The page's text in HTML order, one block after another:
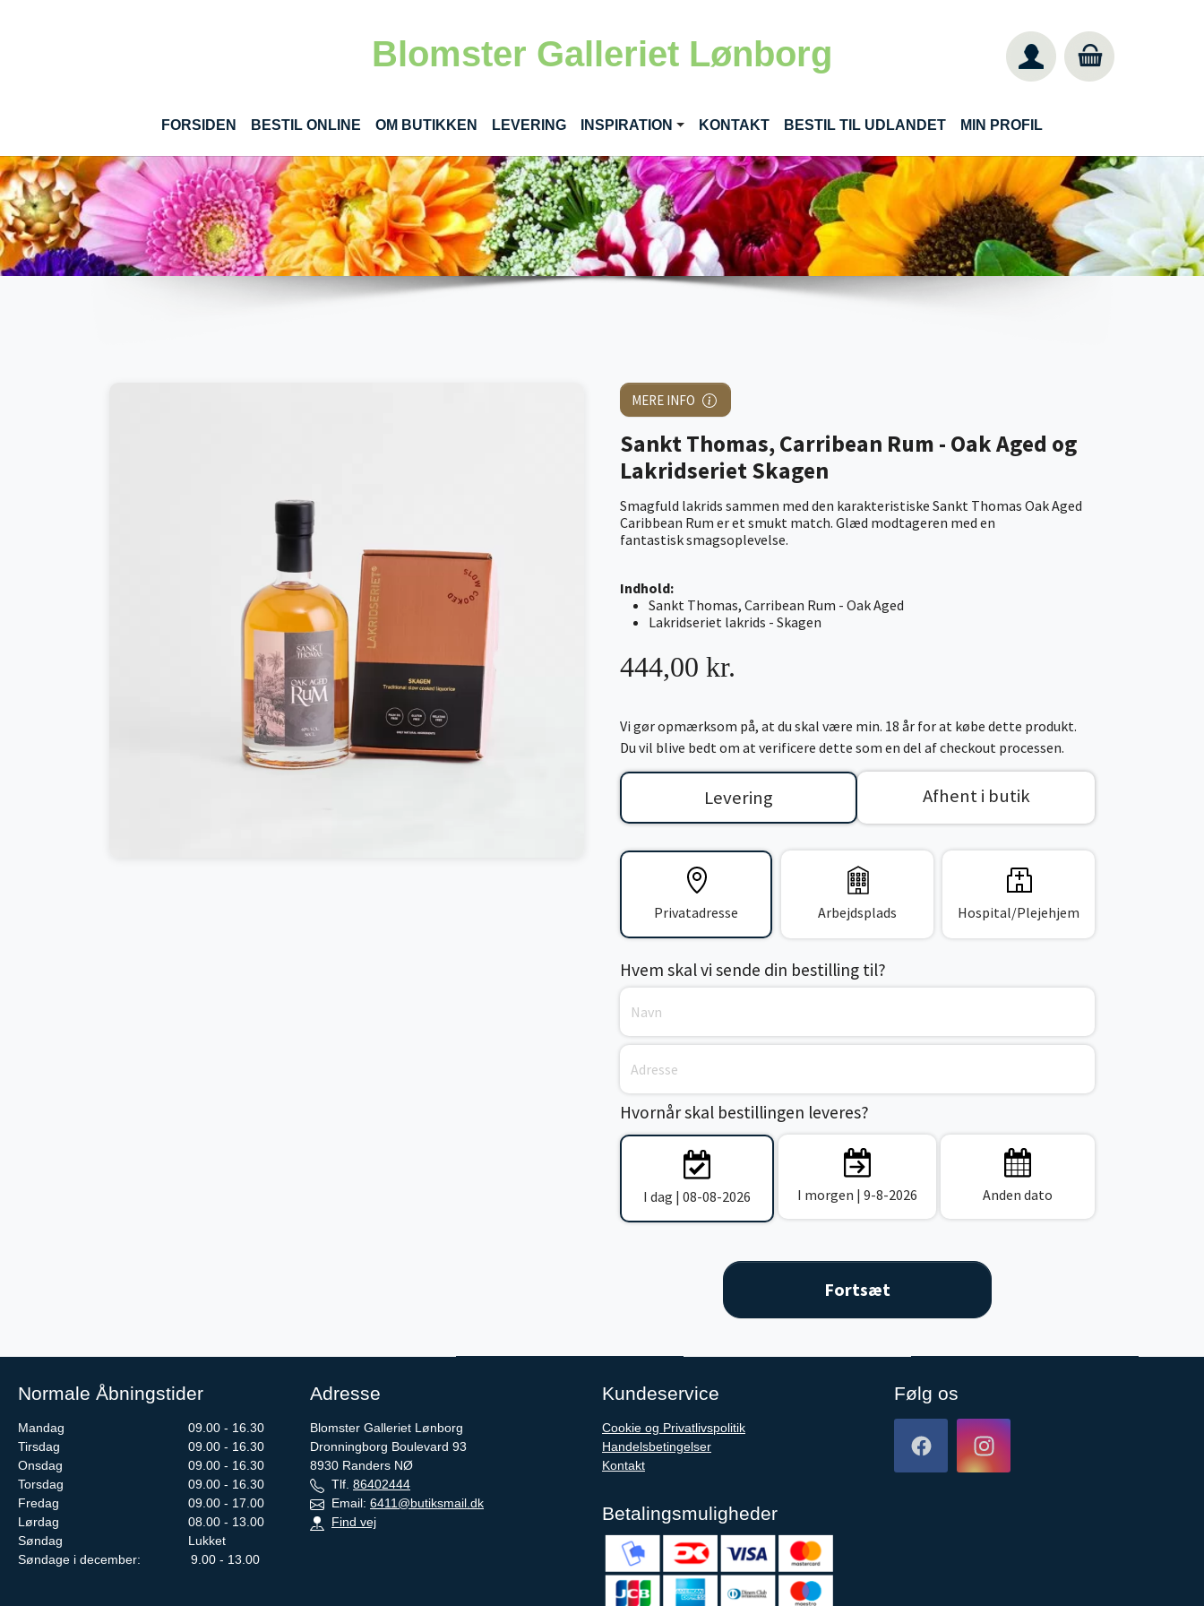
Blomster Galleriet Lønborg
FORSIDEN BESTIL ONLINE(CURRENT)
OM BUTIKKEN LEVERING INSPIRATION KONTAKT BESTIL TIL UDLANDET MIN PROFIL
MERE INFO
Sankt Thomas, Carribean Rum - Oak Aged og
Lakridseriet Skagen
Smagfuld lakrids sammen med den karakteristiske Sankt Thomas Oak Aged
Caribbean Rum er et smukt match. Glæd modtageren med en
fantastisk smagsoplevelse.
Indhold:
Sankt Thomas, Carribean Rum - Oak Aged
Lakridseriet lakrids - Skagen
444,00 kr.
Vi gør opmærksom på, at du skal være min. 18 år for at købe dette produkt.
Du vil blive bedt om at verificere dette som en del af checkout processen.
Levering Afhent i butik
Privatadresse Arbejdsplads Hospital/Plejehjem
Hvem skal vi sende din bestilling til?
Hvornår skal bestillingen leveres?
I dag | 08-08-2026 I morgen | 9-8-2026 Anden dato
Normale Åbningstider
Mandag
09.00 - 16.30
Tirsdag
09.00 - 16.30
Onsdag
09.00 - 16.30
Torsdag
09.00 - 16.30
Fredag
09.00 - 17.00
Lørdag
08.00 - 13.00
Søndag
Lukket
Søndage i december: 9.00 - 13.00
Adresse
Blomster Galleriet Lønborg
Dronningborg Boulevard 93
8930 Randers NØ
Tlf. 86402444
Email: 6411@butiksmail.dk
Find vej
Kundeservice
Cookie og Privatlivspolitik
Handelsbetingelser
Kontakt
Betalingsmuligheder
Følg os